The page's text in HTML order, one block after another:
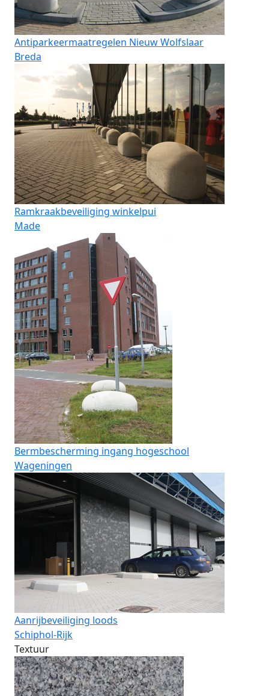
Antiparkeermaatregelen Nieuw Wolfslaar
Breda
Ramkraakbeveiliging winkelpui
Made
Bermbescherming ingang hogeschool
Wageningen
Aanrijbeveiliging loods
Schiphol-Rijk
Textuur